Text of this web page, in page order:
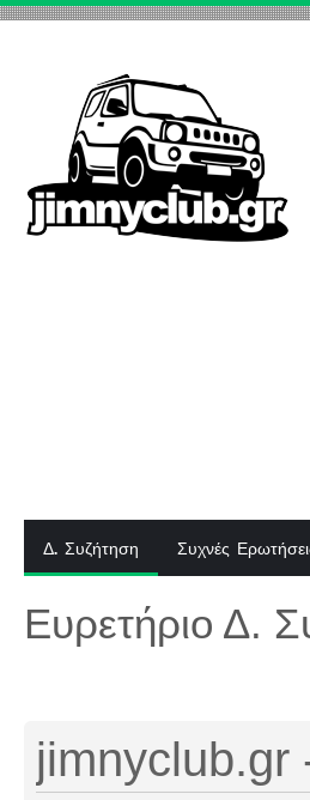
Δ. Συζήτηση Συχνές
Ευρετήριο Δ.
jimnyclub.gr